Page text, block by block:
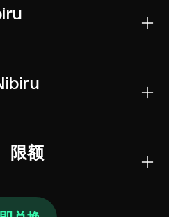
所的广泛支持，可以全球发
适用的合约）以避免资金损
过所需确认后，Nibiru Chain
限额
、链上网络手续费和任何服